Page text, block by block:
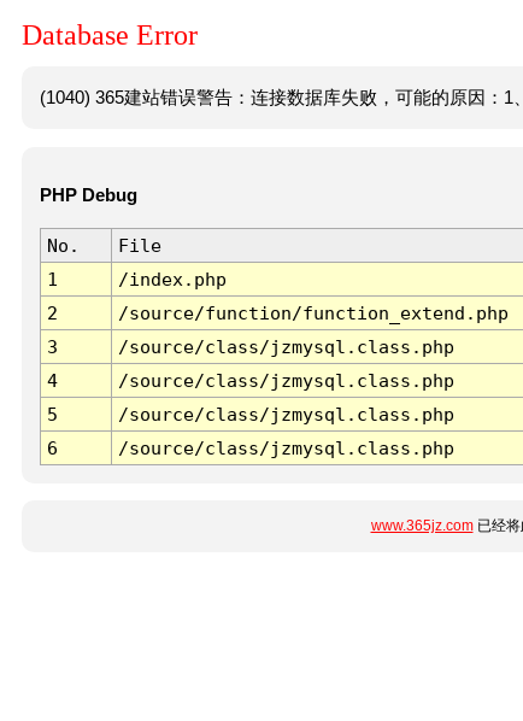
Database Error
(1040) 365建站错误警告：连接数据库失败，可能的原因：1
PHP Debug
No. File
1
/index.php
2
/source/function/function_extend.php
3
/source/class/jzmysql.class.php
4
/source/class/jzmysql.class.php
5
/source/class/jzmysql.class.php
6
/source/class/jzmysql.class.php
www.365jz.com已经将